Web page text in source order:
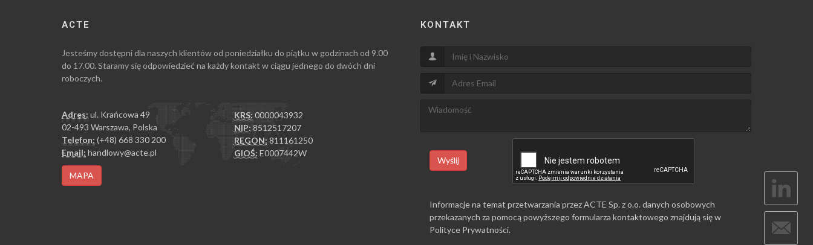
ACTE
Jesteśmy dostępni dla naszych klientów od poniedziałku do piątku w godzinach od 9.00
do 17.00. Staramy się odpowiedzieć na każdy kontakt w ciągu jednego do dwóch dni
roboczych.
Adres: ul. Krańcowa 49
02-493 Warszawa, Polska
Telefon: (+48) 668 330 200
Email: handlowy@acte.pl
KRS: 0000043932
NIP: 8512517207
REGON: 811161250
GIOŚ: E0007442W
MAPA
KONTAKT
Wyślij
Informacje na temat przetwarzania przez ACTE Sp. z o.o. danych osobowych
przekazanych za pomocą powyższego formularza kontaktowego znajdują się w
Polityce Prywatności.